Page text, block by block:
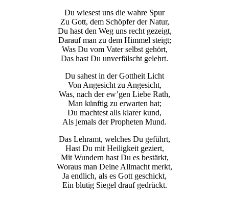
Du wiesest uns die wahre Spur
Zu Gott, dem Schöpfer der Natur,
Du hast den Weg uns recht gezeigt,
Darauf man zu dem Himmel steigt;
Was Du vom Vater selbst gehört,
Das hast Du unverfälscht gelehrt.
Du sahest in der Gottheit Licht
Von Angesicht zu Angesicht,
Was, nach der ew’gen Liebe Rath,
Man künftig zu erwarten hat;
Du machtest alls klarer kund,
Als jemals der Propheten Mund.
Das Lehramt, welches Du geführt,
Hast Du mit Heiligkeit geziert,
Mit Wundern hast Du es bestärkt,
Woraus man Deine Allmacht merkt,
Ja endlich, als es Gott geschickt,
Ein blutig Siegel drauf gedrückt.